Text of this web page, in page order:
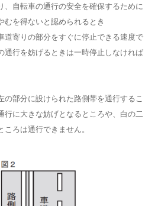
、自転車の通行の安全を確保するために
むを得ないと認められるとき
道寄りの部分をすぐに停止できる速度で
通行を妨げるときは一時停止しなければ
の部分に設けられた路側帯を通行するこ
行に大きな妨げとなるところや、白の二
ろは通行できません。